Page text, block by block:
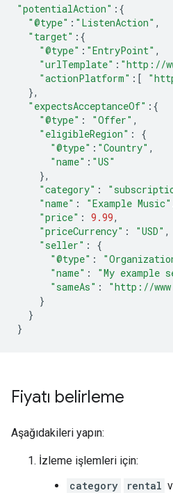
"potentialAction" :{
"@type" : "ListenAction" ,
"target" :{
"@type" : "EntryPoint" ,
"urlTemplate" : "http://
"actionPlatform" :[
},
"expectsAcceptanceOf" :{
"@type" : "Offer" ,
"eligibleRegion" :
{
"@type" : "Country" ,
"name" : "US"
},
"category" :
"name" : "Example Music"
"price" : 9.99,
"priceCurrency" : "USD" ,
"seller" :
{
"@type" :
"name" : "My example
"sameAs" :
"http://
}
}
}
Fiyatı belirleme
Aşağıdakileri yapın:
İzleme işlemleri için:
category
rental